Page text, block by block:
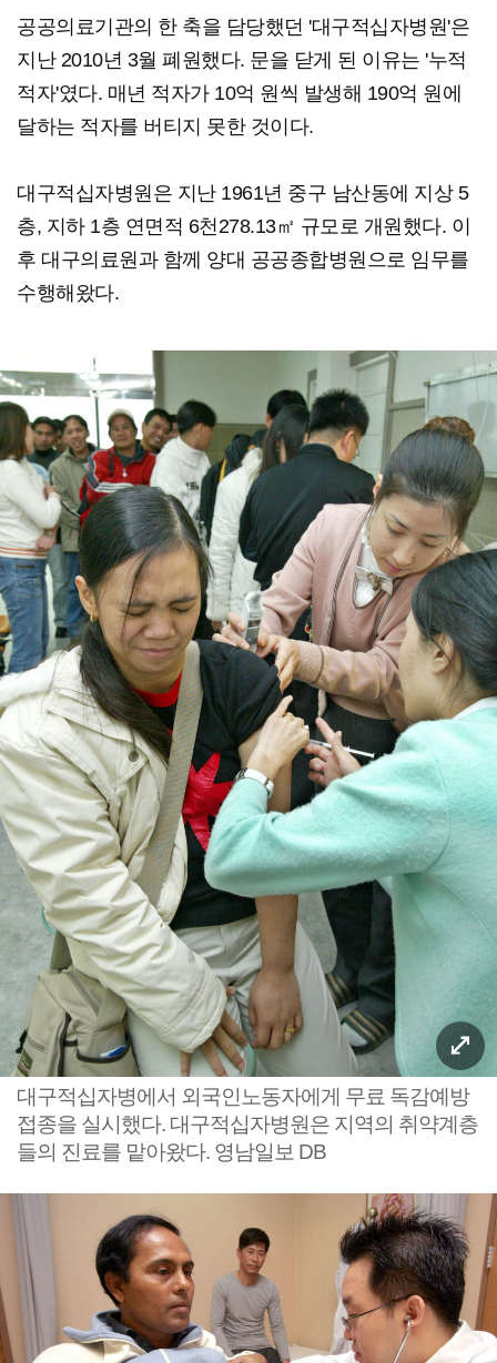
공공의료기관의 한 축을 담당했던 '대구적십자병원'은
지난 2010년 3월 폐원했다. 문을 닫게 된 이유는 '누적
적자'였다. 매년 적자가 10억 원씩 발생해 190억 원에
달하는 적자를 버티지 못한 것이다.
대구적십자병원은 지난 1961년 중구 남산동에 지상 5
층, 지하 1층 연면적 6천278.13㎡ 규모로 개원했다. 이
후 대구의료원과 함께 양대 공공종합병원으로 임무를
수행해왔다.
대구적십자병에서 외국인노동자에게 무료 독감예방
접종을 실시했다. 대구적십자병원은 지역의 취약계층
들의 진료를 맡아왔다. 영남일보 DB